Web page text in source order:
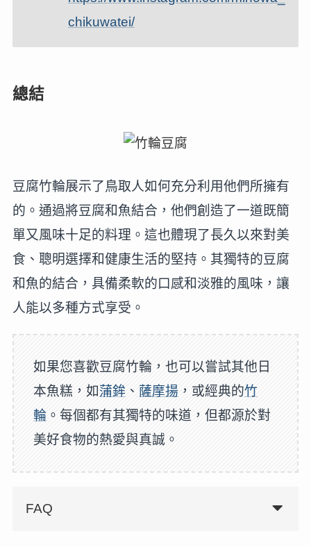
chikuwatei/
總結
豆腐竹輪展示了鳥取人如何充分利用他們所擁有
的。通過將豆腐和魚結合，他們創造了一道既簡
單又風味十足的料理。這也體現了長久以來對美
食、聰明選擇和健康生活的堅持。其獨特的豆腐
和魚的結合，具備柔軟的口感和淡雅的風味，讓
人能以多種方式享受。
如果您喜歡豆腐竹輪，也可以嘗試其他日
本魚糕，如蒲鉾 、 薩摩揚 ，或經典的竹
輪 。每個都有其獨特的味道，但都源於對
美好食物的熱愛與真誠。
FAQ